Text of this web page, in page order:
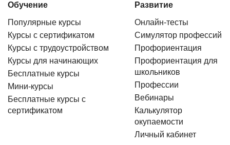
Обучение
Популярные курсы
Курсы с сертификатом
Курсы с трудоустройством
Курсы для начинающих
Бесплатные курсы
Мини-курсы
Бесплатные курсы с
сертификатом
Развитие
Онлайн-тесты
Симулятор профессий
Профориентация
Профориентация для
школьников
Профессии
Вебинары
Калькулятор
окупаемости
Личный кабинет